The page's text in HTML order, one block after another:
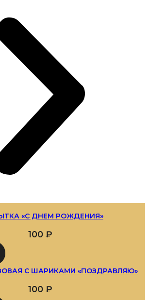
«С ДНЕМ РОЖДЕНИЯ»
100 ₽
С ШАРИКАМИ «ПОЗДРАВЛЯЮ»
100 ₽